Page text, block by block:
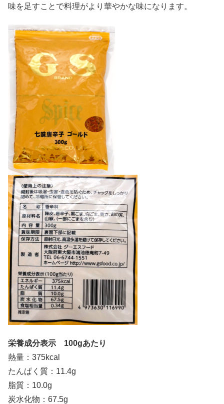
味を足すことで料理がより華やかな味になります。
栄養成分表示 100gあたり
熱量：375kcal
たんぱく質：11.4g
脂質：10.0g
炭水化物：67.5g